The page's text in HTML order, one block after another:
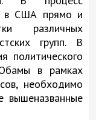
в США прямо и
различных
групп. В
политического
в рамках
необходимо
вышеназванные